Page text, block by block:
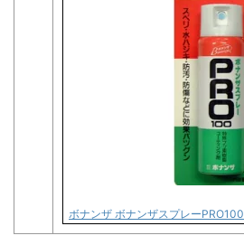
ボナンザ ボナンザスプレーPRO100